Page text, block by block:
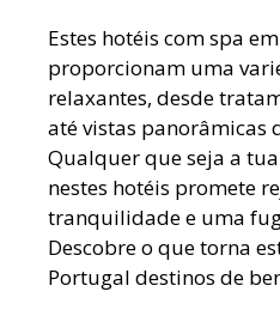
Estes hotéis com spa
proporcionam uma
relaxantes, desde
até vistas panorâmicas
Qualquer que seja a
nestes hotéis promete
tranquilidade e uma
Descobre o que torna
Portugal destinos de